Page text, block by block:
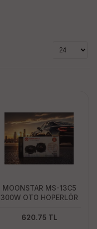
20060
MOONSTAR MS-13C5
300W OTO HOPERLÖR
620.75 TL